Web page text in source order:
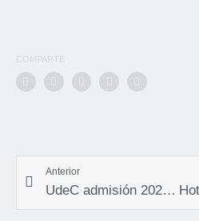
COMPARTE
Anterior
UdeC admisión 2025. Ing. en Conservación de Recursos Naturales.